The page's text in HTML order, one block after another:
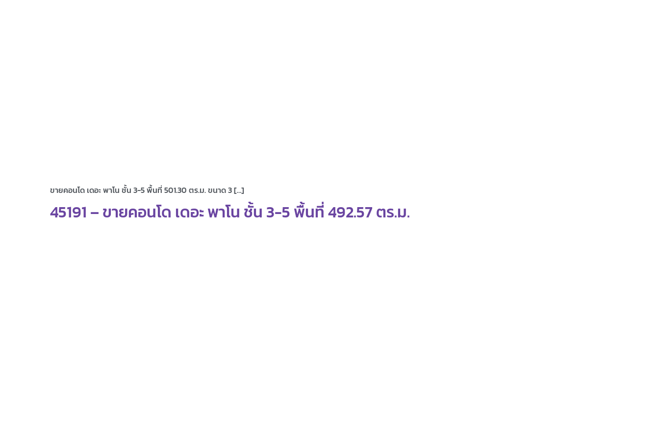
ขายคอนโด เดอะ พาโน ชั้น 3-5 พื้นที่ 501.30 ตร.ม. ขนาด 3 […]
45191 – ขายคอนโด เดอะ พาโน ชั้น 3-5 พื้นที่ 492.57 ตร.ม.